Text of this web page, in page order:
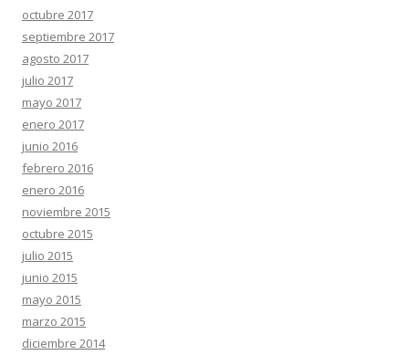
octubre 2017
septiembre 2017
agosto 2017
julio 2017
mayo 2017
enero 2017
junio 2016
febrero 2016
enero 2016
noviembre 2015
octubre 2015
julio 2015
junio 2015
mayo 2015
marzo 2015
diciembre 2014